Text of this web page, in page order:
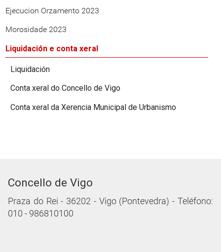
Ejecucion Orzamento 2023
Morosidade 2023
Liquidación e conta xeral
Liquidación
Conta xeral do Concello de Vigo
Conta xeral da Xerencia Municipal de Urbanismo
Concello de Vigo
Praza do Rei - 36202 - Vigo (Pontevedra) - Teléfono:
010 - 986810100